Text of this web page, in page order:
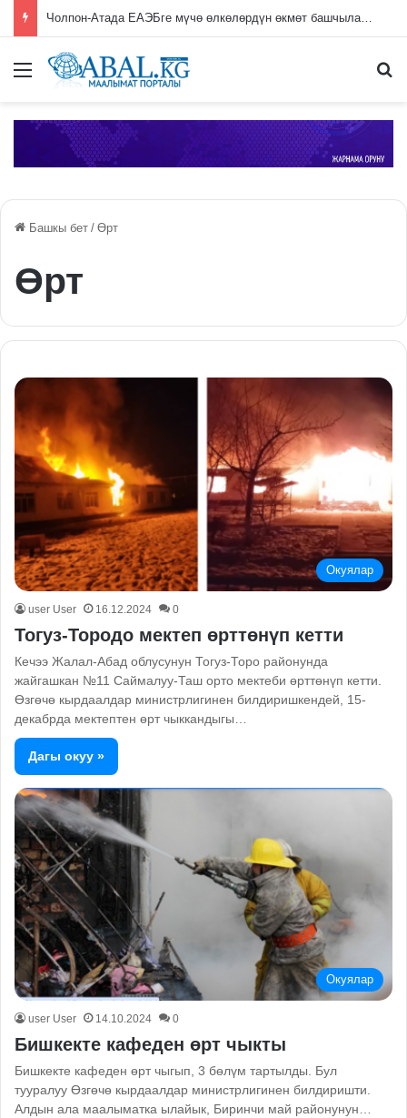
Чолпон-Атада ЕАЭБге мүчө өлкөлөрдүн өкмөт башчыларынын жыйыны башталды
Меню
Башкы бет / Өрт
Өрт
Окуялар
user User 16.12.2024 0
Тогуз-Тородо мектеп өрттөнүп кетти
Кечээ Жалал-Абад облусунун Тогуз-Торо районунда
жайгашкан №11 Саймалуу-Таш орто мектеби өрттөнүп кетти.
Өзгөчө кырдаалдар министрлигинен билдиришкендей, 15-
декабрда мектептен өрт чыккандыгы…
Дагы окуу »
Окуялар
user User 14.10.2024 0
Бишкекте кафеден өрт чыкты
Бишкекте кафеден өрт чыгып, 3 бөлүм тартылды. Бул
тууралуу Өзгөчө кырдаалдар министрлигинен билдиришти.
Алдын ала маалыматка ылайык, Биринчи май районунун…